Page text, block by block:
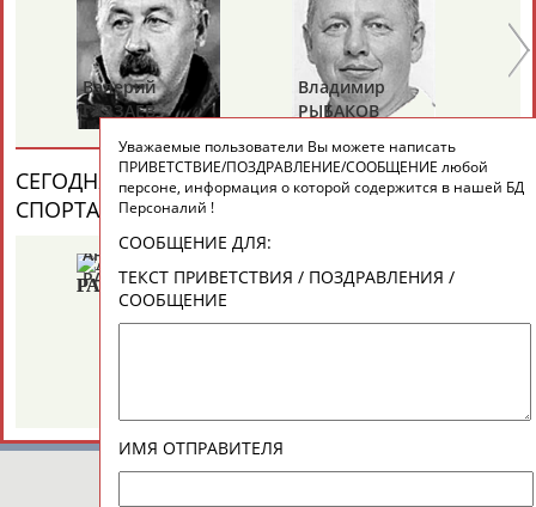
ТАБЛО АКТИВНОСТИ
ЦЕЛИ ПРОЕКТА
Вопросы сотрудничества и совместной деятельности
Разработка и поддержка ООО НАИТ «Стадион»
Адресов в новостной рассылке: 996
Валерий
ГАЗЗАЕВ
Владимир
РЫБАКОВ
СЕГОДНЯ ДЕНЬ ПАМЯТИ У ПЕРСОН ИЗ МИРА
СПОРТА (6 ПЕРСОНАЛИЙ)
Анатолий
РАХЛИН
ЯГУБКИН
Уважаемые пользователи Вы можете написать
ПРИВЕТСТВИЕ/ПОЗДРАВЛЕНИЕ/СООБЩЕНИЕ любой
персоне, информация о которой содержится в нашей БД
Персоналий !
СООБЩЕНИЕ ДЛЯ:
ТЕКСТ ПРИВЕТСТВИЯ / ПОЗДРАВЛЕНИЯ /
СООБЩЕНИЕ
ИМЯ ОТПРАВИТЕЛЯ